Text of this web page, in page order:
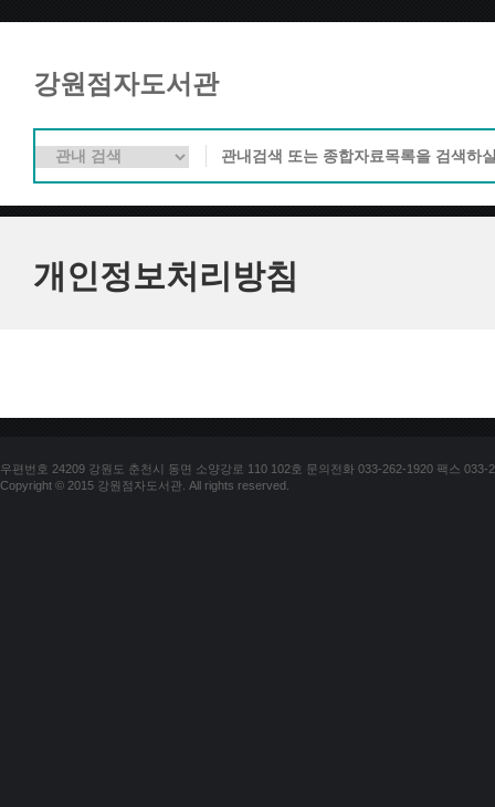
강원점자도서관
개인정보처리방침
우편번호 24209 강원도 춘천시 동면 소양강로 110 102호 문의전화 033-262-1920 팩스 033-
Copyright © 2015 강원점자도서관. All rights reserved.